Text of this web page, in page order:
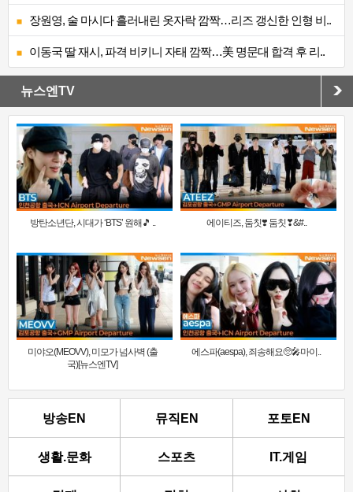
장원영, 술 마시다 흘러내린 옷자락 깜짝…리즈 갱신한 인형 비..
이동국 딸 재시, 파격 비키니 자태 깜짝…美 명문대 합격 후 리..
뉴스엔TV
방탄소년단, 시대가 ‘BTS’ 원해🎵 .. 에이티즈, 둠칫❣️ 둠칫❣&#..
미야오(MEOVV), 미모가 넘사벽 (출
국)[뉴스엔TV]
에스파(aespa), 죄송해요🥺🎤마이..
방송EN 뮤직EN 포토EN
생활.문화 스포츠 IT.게임